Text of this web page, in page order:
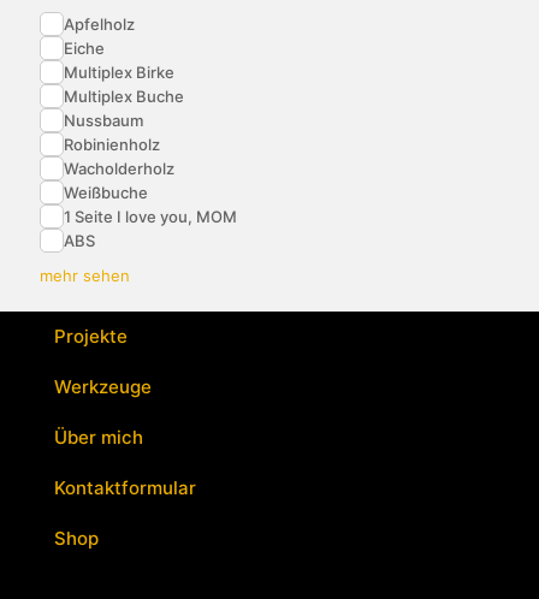
Apfelholz
Eiche
Multiplex Birke
Multiplex Buche
Nussbaum
Robinienholz
Wacholderholz
Weißbuche
1 Seite I love you, MOM
ABS
mehr sehen
Projekte
Werkzeuge
Über mich
Kontaktformular
Shop